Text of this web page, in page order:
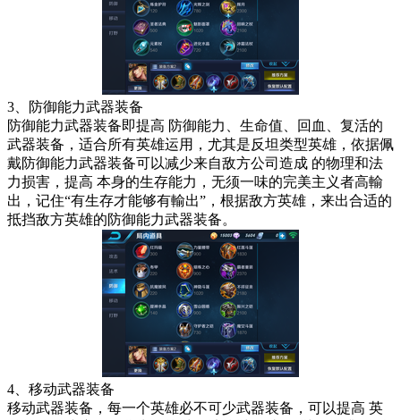
3、防御能力武器装备
防御能力武器装备即提高 防御能力、生命值、回血、复活的
武器装备，适合所有英雄运用，尤其是反坦类型英雄，依据佩
戴防御能力武器装备可以减少来自敌方公司造成 的物理和法
力损害，提高 本身的生存能力，无须一味的完美主义者高輸
出，记住“有生存才能够有輸出”，根据敌方英雄，来出合适的
抵挡敌方英雄的防御能力武器装备。
4、移动武器装备
移动武器装备，每一个英雄必不可少武器装备，可以提高 英